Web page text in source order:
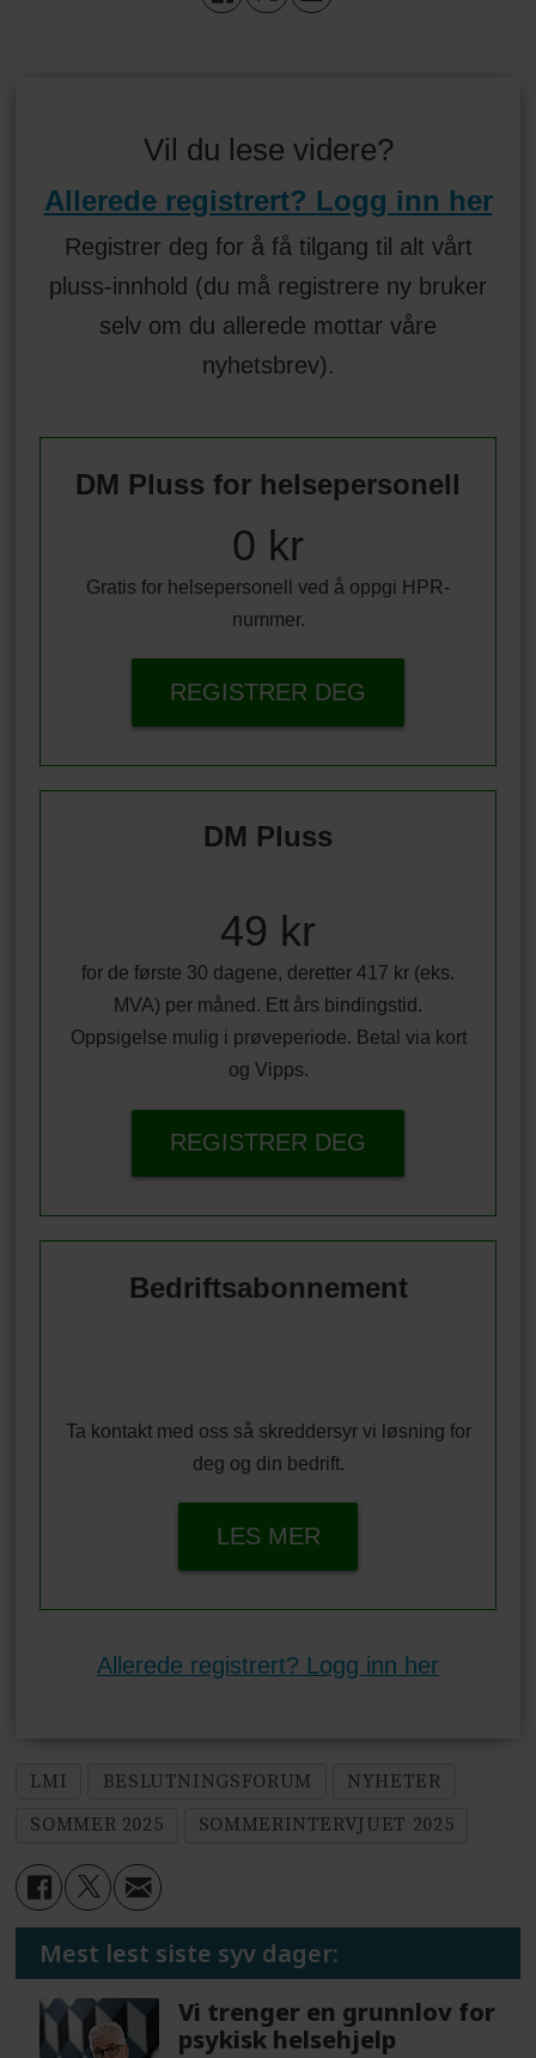
Vil du lese videre?
Allerede registrert? Logg inn her
Registrer deg for å få tilgang til alt vårt
pluss-innhold (du må registrere ny bruker
selv om du allerede mottar våre
nyhetsbrev).
DM Pluss for helsepersonell
0 kr
Gratis for helsepersonell ved å oppgi HPR-
nummer.
REGISTRER DEG
DM Pluss
49 kr
for de første 30 dagene, deretter 417 kr (eks.
MVA) per måned. Ett års bindingstid.
Oppsigelse mulig i prøveperiode. Betal via kort
og Vipps.
REGISTRER DEG
Bedriftsabonnement
Ta kontakt med oss så skreddersyr vi løsning for
deg og din bedrift.
LES MER
Allerede registrert? Logg inn her
LMI BESLUTNINGSFORUM
NYHETER
SOMMER 2025
SOMMERINTERVJUET 2025
Mest lest siste syv dager:
Vi trenger en grunnlov for
psykisk helsehjelp